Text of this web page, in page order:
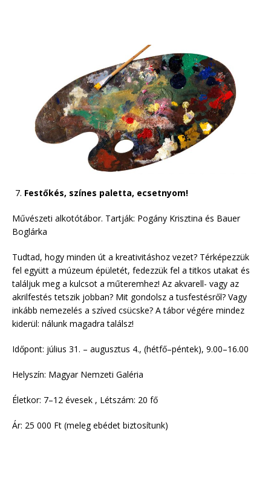
Festőkés, színes paletta, ecsetnyom!
Művészeti alkotótábor. Tartják: Pogány Krisztina és Bauer
Boglárka
Tudtad, hogy minden út a kreativitáshoz vezet? Térképezzük
fel együtt a múzeum épületét, fedezzük fel a titkos utakat és
találjuk meg a kulcsot a műteremhez! Az akvarell- vagy az
akrilfestés tetszik jobban? Mit gondolsz a tusfestésről? Vagy
inkább nemezelés a szíved csücske? A tábor végére mindez
kiderül: nálunk magadra találsz!
Időpont: július 31. – augusztus 4., (hétfő–péntek), 9.00–16.00
Helyszín: Magyar Nemzeti Galéria
Életkor: 7–12 évesek , Létszám: 20 fő
Ár: 25 000 Ft (meleg ebédet biztosítunk)